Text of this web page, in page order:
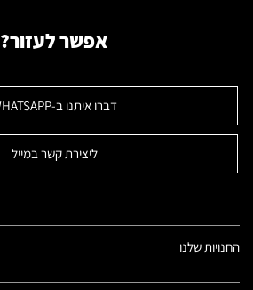
אפשר לעזור?
דברו איתנו ב-WHATSAPP
ליצירת קשר במייל
החנויות שלנו